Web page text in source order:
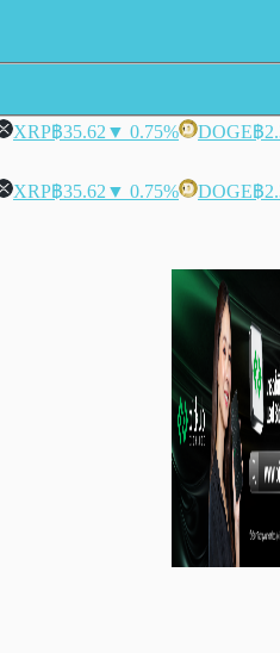
XRP฿35.62 ▼ 0.75% DOGE฿
XRP฿35.62 ▼ 0.75% DOGE฿